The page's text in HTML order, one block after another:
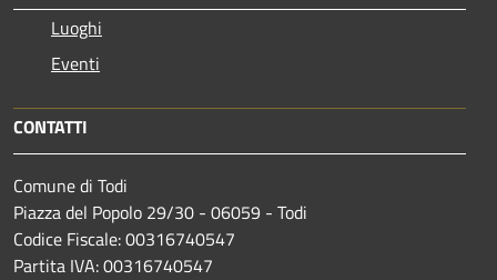
Luoghi
Eventi
CONTATTI
Comune di Todi
Piazza del Popolo 29/30 - 06059 - Todi
Codice Fiscale: 00316740547
Partita IVA: 00316740547